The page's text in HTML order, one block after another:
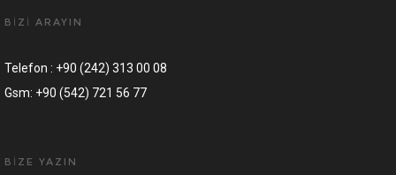
BİZİ ARAYIN
Telefon : +90 (242) 313 00 08
Gsm: +90 (542) 721 56 77
BİZE YAZIN